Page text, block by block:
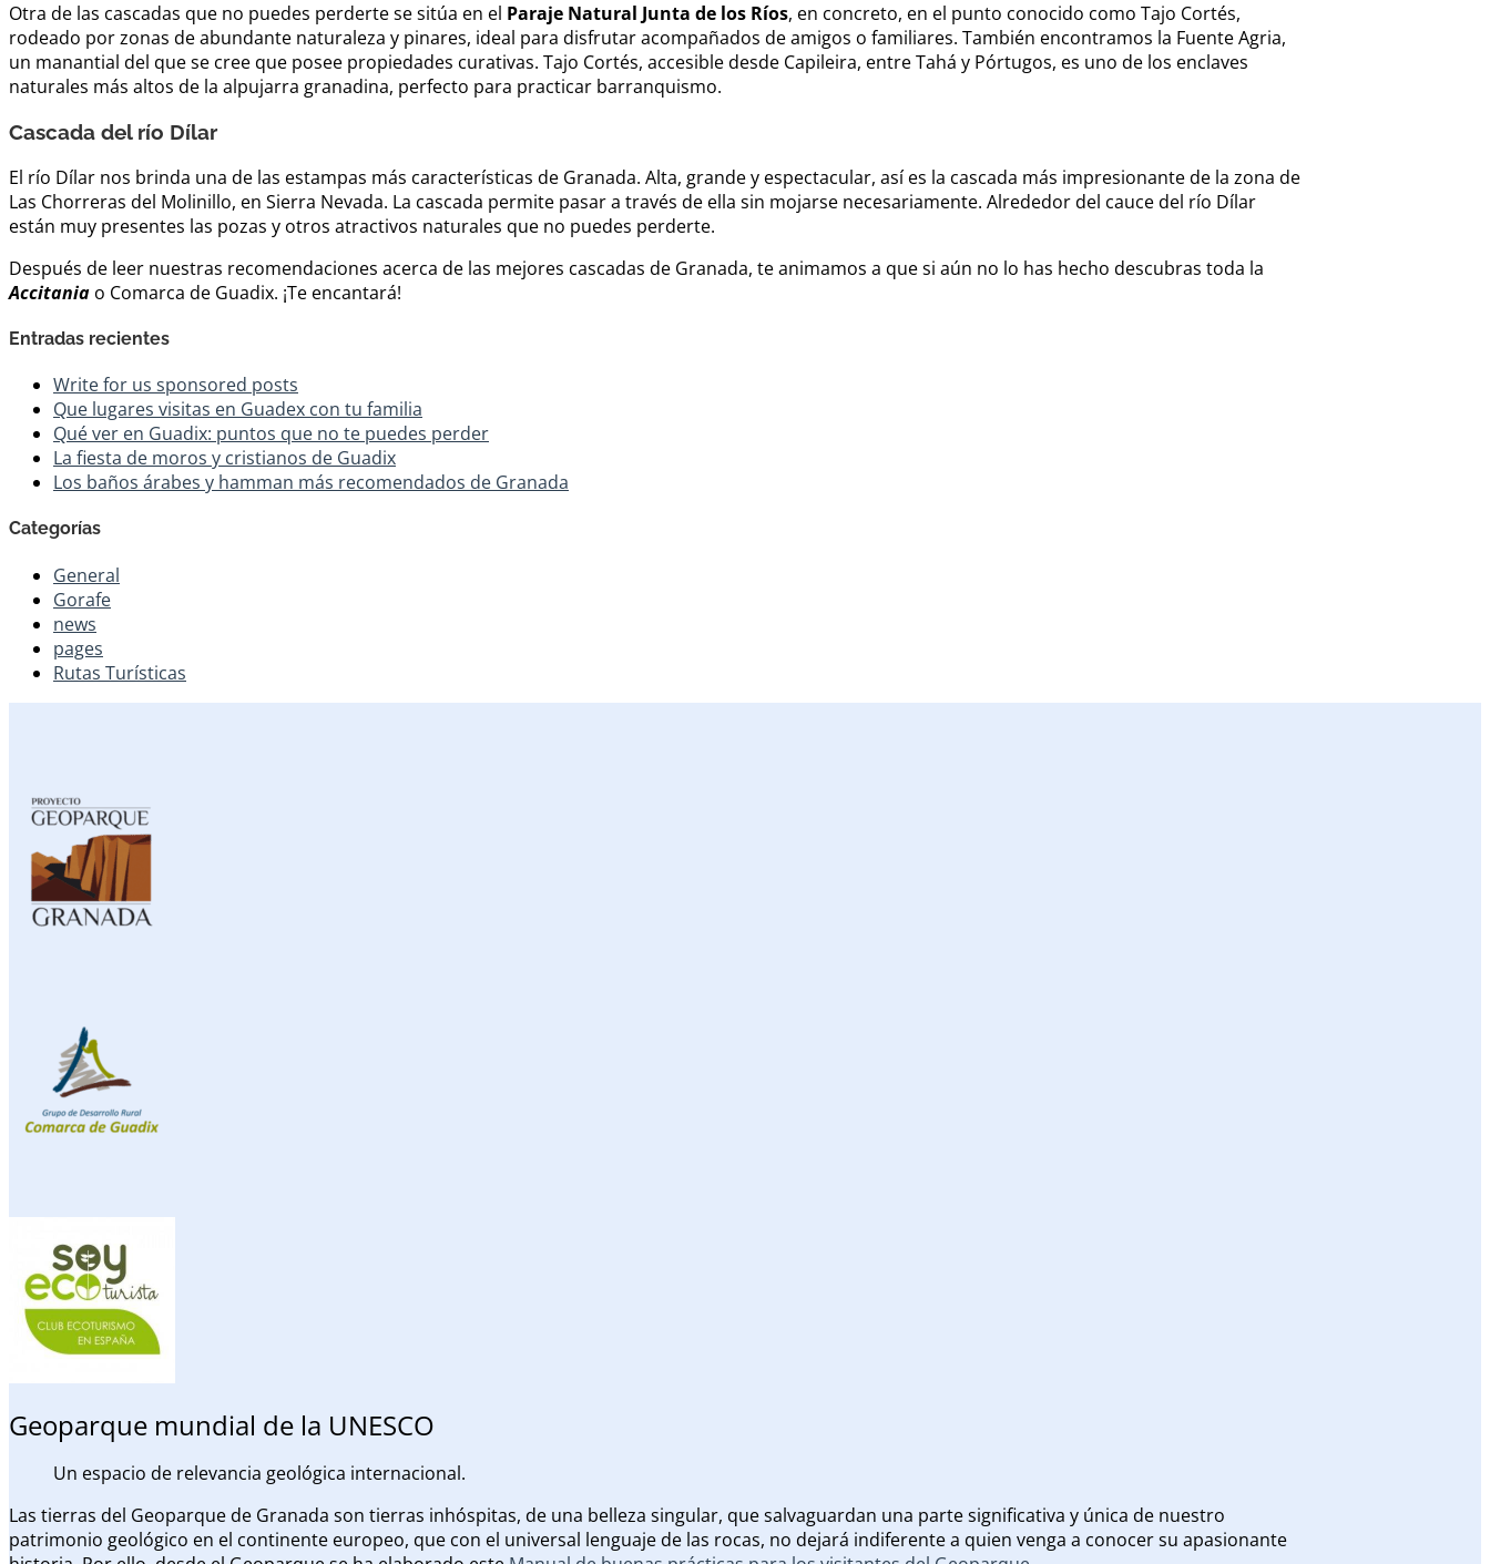
Otra de las cascadas que no puedes perderte se sitúa en el Paraje Natural Junta de los Ríos, en concreto, en el punto conocido como Tajo Cortés,
rodeado por zonas de abundante naturaleza y pinares, ideal para disfrutar acompañados de amigos o familiares. También encontramos la Fuente Agria,
un manantial del que se cree que posee propiedades curativas. Tajo Cortés, accesible desde Capileira, entre Tahá y Pórtugos, es uno de los enclaves
naturales más altos de la alpujarra granadina, perfecto para practicar barranquismo.
Cascada del río Dílar
El río Dílar nos brinda una de las estampas más características de Granada. Alta, grande y espectacular, así es la cascada más impresionante de la zona de
Las Chorreras del Molinillo, en Sierra Nevada. La cascada permite pasar a través de ella sin mojarse necesariamente. Alrededor del cauce del río Dílar
están muy presentes las pozas y otros atractivos naturales que no puedes perderte.
Después de leer nuestras recomendaciones acerca de las mejores cascadas de Granada, te animamos a que si aún no lo has hecho descubras toda la
Accitania o Comarca de Guadix. ¡Te encantará!
Entradas recientes
Write for us sponsored posts
Que lugares visitas en Guadex con tu familia
Qué ver en Guadix: puntos que no te puedes perder
La fiesta de moros y cristianos de Guadix
Los baños árabes y hamman más recomendados de Granada
Categorías
General
Gorafe
news
pages
Rutas Turísticas
Geoparque mundial de la UNESCO
Un espacio de relevancia geológica internacional.
Las tierras del Geoparque de Granada son tierras inhóspitas, de una belleza singular, que salvaguardan una parte significativa y única de nuestro
patrimonio geológico en el continente europeo, que con el universal lenguaje de las rocas, no dejará indiferente a quien venga a conocer su apasionante